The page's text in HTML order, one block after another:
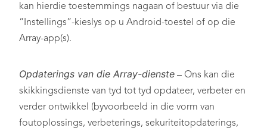
kan hierdie toestemmings nagaan of bestuur via die
“Instellings”-kieslys op u Android-toestel of op die
Array-app(s).
Opdaterings van die Array-dienste – Ons kan die
skikkingsdienste van tyd tot tyd opdateer, verbeter en
verder ontwikkel (byvoorbeeld in die vorm van
foutoplossings, verbeterings, sekuriteitopdaterings,